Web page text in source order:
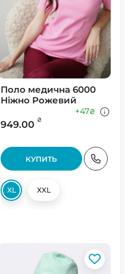
Поло медична 6000
Ніжно Рожевий
949.00 ₴
+47₴
КУПИТЬ
XL XXL